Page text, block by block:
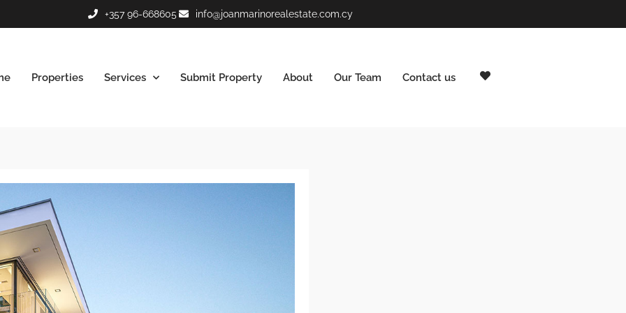
+357 96-668605 info@joanmarinorealestate.com.cy
Properties Services Submit Property About Our Team Contact us